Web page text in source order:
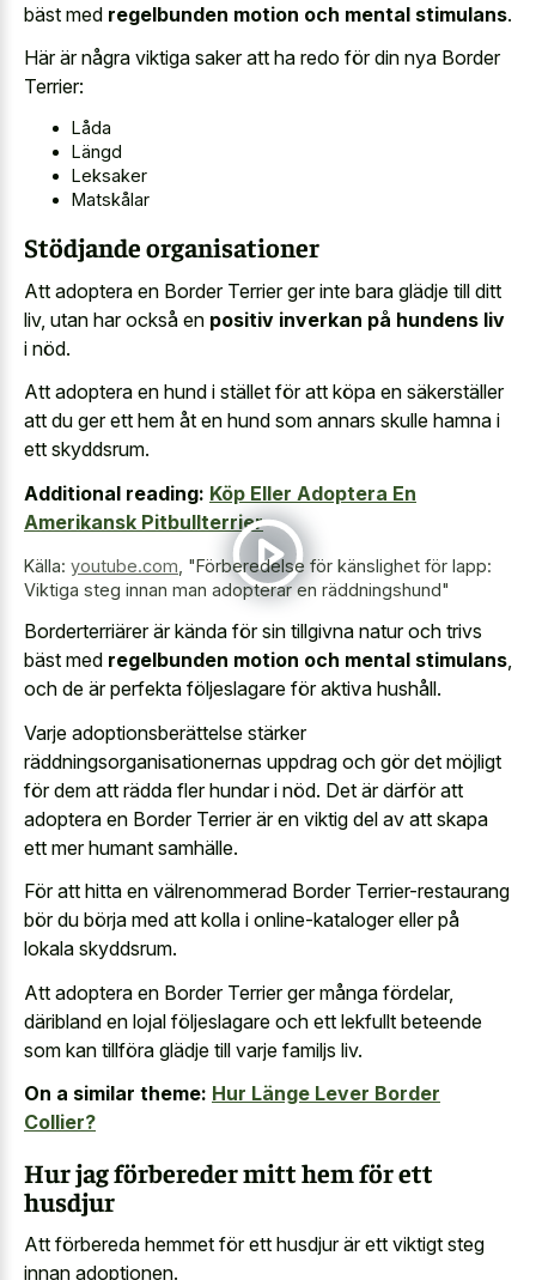
bäst med regelbunden motion och mental stimulans.
Här är några viktiga saker att ha redo för din nya Border
Terrier:
Låda
Längd
Leksaker
Matskålar
Stödjande organisationer
Att adoptera en Border Terrier ger inte bara glädje till ditt
liv, utan har också en positiv inverkan på hundens liv
i nöd.
Att adoptera en hund i stället för att köpa en säkerställer
att du ger ett hem åt en hund som annars skulle hamna i
ett skyddsrum.
Additional reading: Köp Eller Adoptera En
Amerikansk Pitbullterrier
Källa: youtube.com "Förberedelse för känslighet för lapp:
Viktiga steg innan man adopterar en räddningshund"
Borderterriärer är kända för sin tillgivna natur och trivs
bäst med regelbunden motion och mental stimulans,
och de är perfekta följeslagare för aktiva hushåll.
Varje adoptionsberättelse stärker
räddningsorganisationernas uppdrag och gör det möjligt
för dem att rädda fler hundar i nöd. Det är därför att
adoptera en Border Terrier är en viktig del av att skapa
ett mer humant samhälle.
För att hitta en välrenommerad Border Terrier-restaurang
bör du börja med att kolla i online-kataloger eller på
lokala skyddsrum.
Att adoptera en Border Terrier ger många fördelar,
däribland en lojal följeslagare och ett lekfullt beteende
som kan tillföra glädje till varje familjs liv.
On a similar theme: Hur Länge Lever Border
Collier?
Hur jag förbereder mitt hem för ett
husdjur
Att förbereda hemmet för ett husdjur är ett viktigt steg
innan adoptionen.